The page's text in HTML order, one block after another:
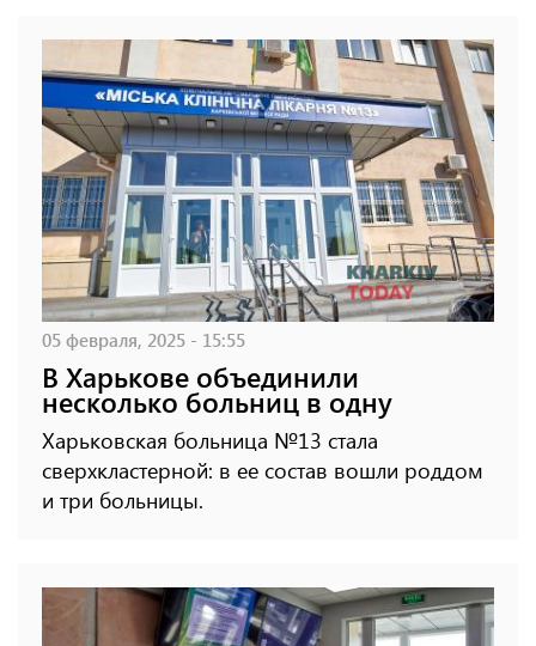
05 февраля, 2025 - 15:55
В Харькове объединили
несколько больниц в одну
Харьковская больница №13 стала
сверхкластерной: в ее состав вошли роддом
и три больницы.